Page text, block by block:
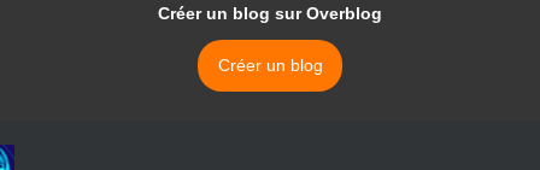
Créer un blog sur Overblog
Créer un blog